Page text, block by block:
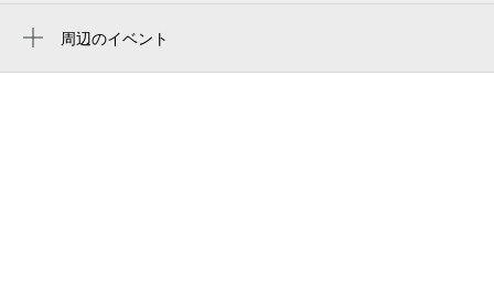
大宮公園駅前ハイツ
周辺のイベント